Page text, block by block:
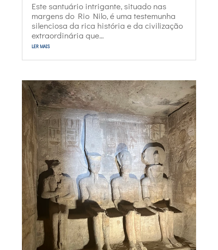
Este santuário intrigante, situado nas
margens do Rio Nilo, é uma testemunha
silenciosa da rica história e da civilização
extraordinária que...
ler mais